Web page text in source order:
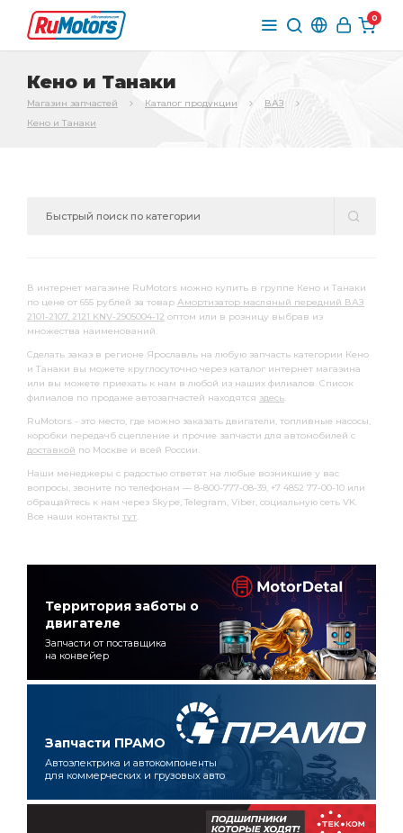
0
Кено и Танаки
Магазин запчастей Каталог продукции
ВАЗ
Кено и Танаки
В интернет магазине RuMotors можно купить в группе Кено и Танаки
по цене от 655 рублей за товар Амортизатор масляный передний ВАЗ
2101-2107, 2121 KNV-2905004-12 оптом или в розницу выбрав из
множества наименований.
Сделать заказ в регионе Ярославль на любую запчасть категории Кено
и Танаки вы можете круглосуточно через каталог интернет магазина
или вы можете приехать к нам в любой из наших филиалов. Список
филиалов по продаже автозапчастей находятся здесь.
RuMotors - это место, где можно заказать двигатели, топливные насосы,
коробки передачб сцепление и прочие запчасти для автомобилей с
доставкой по Москве и всей России.
Наши менеджеры с радостью ответят на любые возникшие у вас
вопросы, звоните по телефонам — 8-800-777-08-39, +7 4852 77-00-10 или
обращайтесь к нам через Skype, Telegram, Viber, социальную сеть VK.
Все наши контакты тут.
Территория заботы о
двигателе
Запчасти от поставщика
на конвейер
Запчасти ПРАМО
Автоэлектрика и автокомпоненты
для коммерческих и грузовых авто